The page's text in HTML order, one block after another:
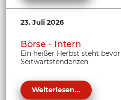
23. Juli 2026
Börse - Intern
Ein heißer Herbst steht
Seitwärtstendenzen
Weiterlesen...